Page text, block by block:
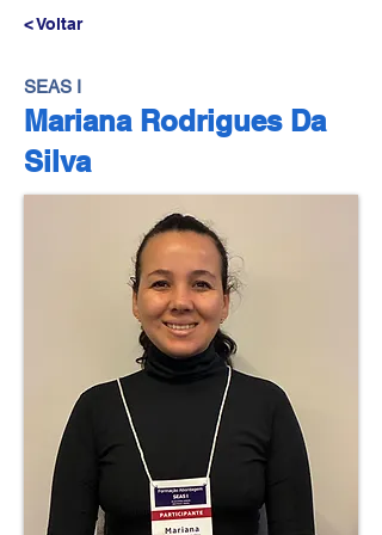
< Voltar
SEAS I
Mariana Rodrigues Da
Silva